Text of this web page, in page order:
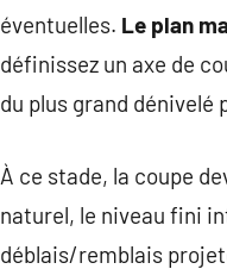
éventuelles. Le plan
définissez un axe de
du plus grand dénivelé
À ce stade, la coupe
naturel, le niveau fini
déblais/remblais